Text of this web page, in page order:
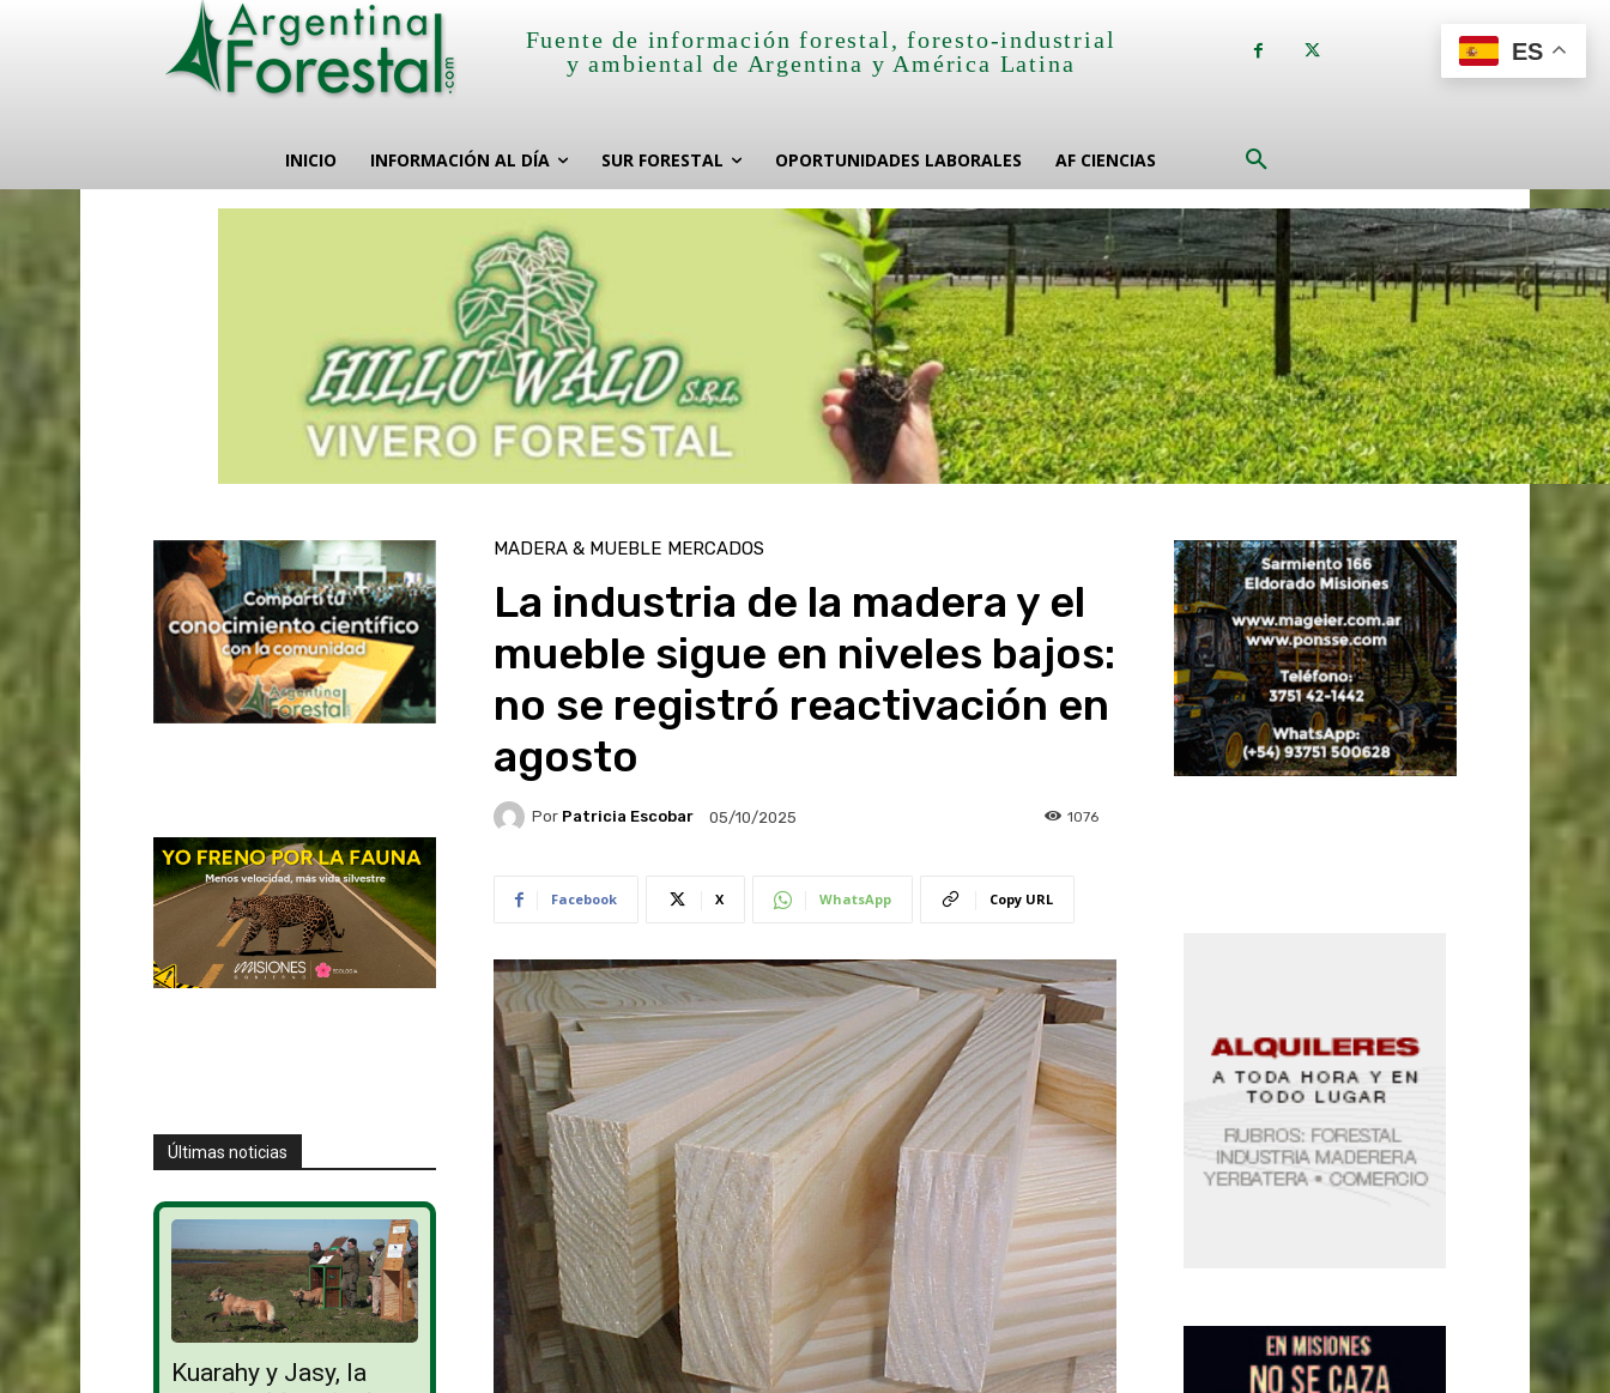
Fuente de información forestal, foresto-industrial
y ambiental de Argentina y América Latina
INICIO INFORMACIÓN AL DÍA SUR FORESTAL OPORTUNIDADES LABORALES AF CIENCIAS
Últimas noticias
Kuarahy y Jasy, la
MADERA & MUEBLE MERCADOS
La industria de la madera y el
mueble sigue en niveles bajos:
no se registró reactivación en
agosto
Por Patricia Escobar 05/10/2025 1076
Facebook X WhatsApp Copy URL
ES